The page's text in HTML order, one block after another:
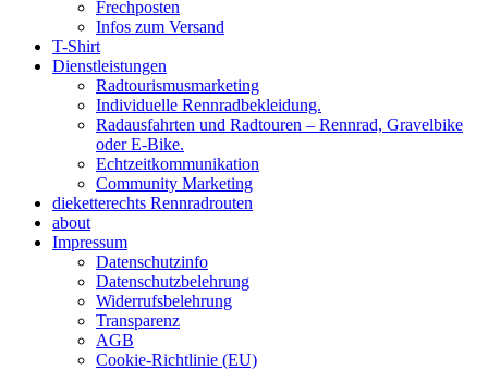
Frechposten
Infos zum Versand
T-Shirt
Dienstleistungen
Radtourismusmarketing
Individuelle Rennradbekleidung.
Radausfahrten und Radtouren – Rennrad, Gravelbike
oder E-Bike.
Echtzeitkommunikation
Community Marketing
dieketterechts Rennradrouten
about
Impressum
Datenschutzinfo
Datenschutzbelehrung
Widerrufsbelehrung
Transparenz
AGB
Cookie-Richtlinie (EU)